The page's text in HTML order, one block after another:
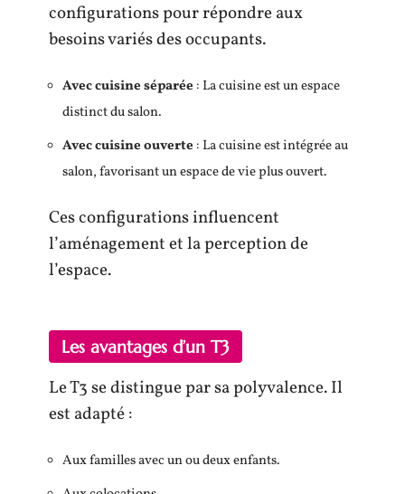
configurations pour répondre aux
besoins variés des occupants.
Avec cuisine séparée : La cuisine est un espace
distinct du salon.
Avec cuisine ouverte : La cuisine est intégrée au
salon, favorisant un espace de vie plus ouvert.
Ces configurations influencent
l’aménagement et la perception de
l’espace.
Les avantages d’un T3
Le T3 se distingue par sa polyvalence. Il
est adapté :
Aux familles avec un ou deux enfants.